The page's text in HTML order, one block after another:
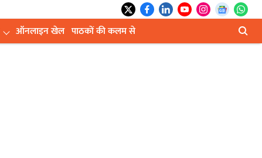
ऑनलाइन खेल पाठकों की कलम से